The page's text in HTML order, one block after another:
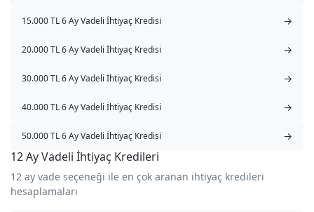
15.000 TL 6 Ay Vadeli İhtiyaç Kredisi →
20.000 TL 6 Ay Vadeli İhtiyaç Kredisi →
30.000 TL 6 Ay Vadeli İhtiyaç Kredisi →
40.000 TL 6 Ay Vadeli İhtiyaç Kredisi →
50.000 TL 6 Ay Vadeli İhtiyaç Kredisi →
12 Ay Vadeli İhtiyaç Kredileri
12 ay vade seçeneği ile en çok aranan ihtiyaç kredileri
hesaplamaları